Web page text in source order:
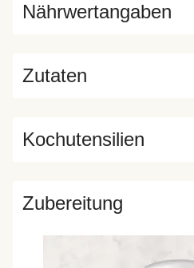
Zutaten
Nährwertangaben
Kochutensilien
Zubereitung